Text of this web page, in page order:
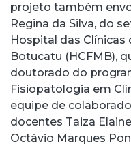
projeto também
Regina da Silva, do
Hospital das Clínicas
Botucatu (HCFMB),
doutorado do
Fisiopatologia em
equipe de
docentes Taiza
Octávio Marques